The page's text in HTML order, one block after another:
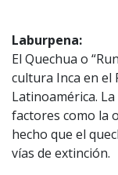
Laburpena:
El Quechua o
cultura Inca en el
Latinoamérica.
factores como la
hecho que el
vías de extinción.